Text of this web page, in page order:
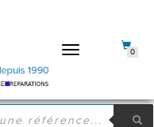
DÉPLIER
0